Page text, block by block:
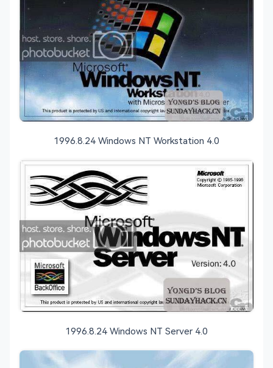
1996.8.24 Windows NT Workstation 4.0
1996.8.24 Windows NT Server 4.0